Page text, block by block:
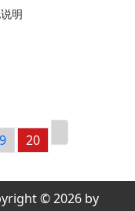
明
20
© 2026 by